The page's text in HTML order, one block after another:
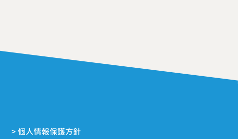
> 個人情報保護方針